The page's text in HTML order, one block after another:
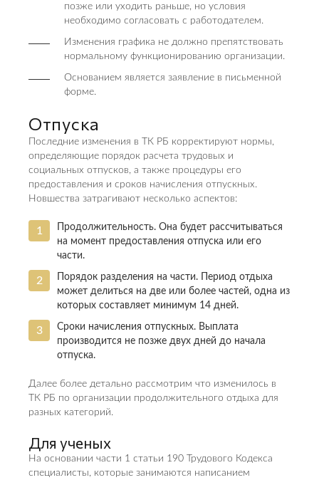
позже или уходить раньше, но условия
необходимо согласовать с работодателем.
Изменения графика не должно препятствовать
нормальному функционированию организации.
Основанием является заявление в письменной
форме.
Отпуска
Последние изменения в ТК РБ корректируют нормы,
определяющие порядок расчета трудовых и
социальных отпусков, а также процедуры его
предоставления и сроков начисления отпускных.
Новшества затрагивают несколько аспектов:
Продолжительность. Она будет рассчитываться
на момент предоставления отпуска или его
части.
Порядок разделения на части. Период отдыха
может делиться на две или более частей, одна из
которых составляет минимум 14 дней.
Сроки начисления отпускных. Выплата
производится не позже двух дней до начала
отпуска.
Далее более детально рассмотрим что изменилось в
ТК РБ по организации продолжительного отдыха для
разных категорий.
Для ученых
На основании части 1 статьи 190 Трудового Кодекса
специалисты, которые занимаются написанием